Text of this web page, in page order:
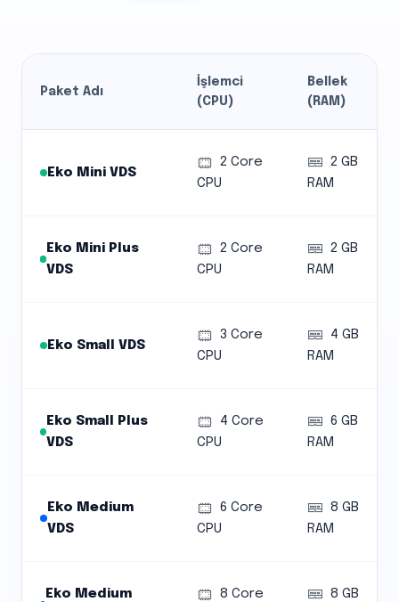
Paket Adı
İşlemci
(CPU)
Bellek
(RAM)
Eko Mini VDS
2 Core
CPU
2 GB
RAM
Eko Mini Plus
VDS
2 Core
CPU
2 GB
RAM
Eko Small VDS
3 Core
CPU
4 GB
RAM
Eko Small Plus
VDS
4 Core
CPU
6 GB
RAM
Eko Medium
VDS
6 Core
CPU
8 GB
RAM
Eko Medium
8 Core
8 GB